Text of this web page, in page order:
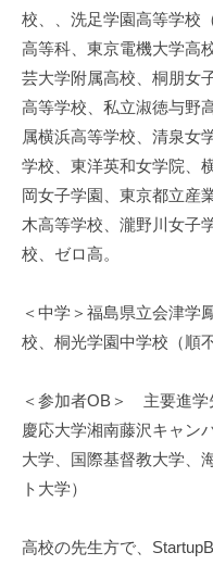
校、、洗足学園高等学校
高等科、東京電機大学高
芸大学附属高校、桐朋女
高等学校、私立淑徳与野
属横浜高等学校、清泉女
学校、東洋英和女学院、
岡女子学園、東京都立産
木高等学校、瀧野川女子
校、ゼロ高。
＜中学＞福島県立会津学
校、桐光学園中学校（順不
＜参加者OB＞ 主要進学
慶応大学湘南藤沢キャン
大学、国際基督教大学、
ト大学）
高校の先生方で、